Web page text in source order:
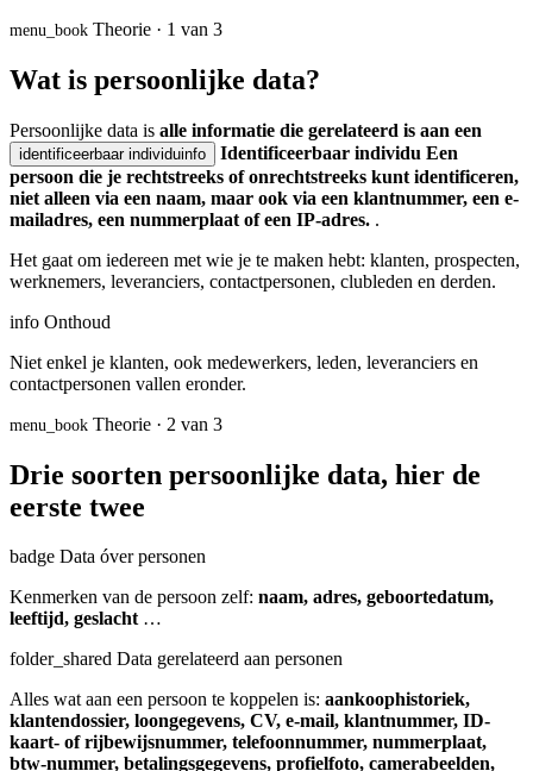
menu_book Theorie · 1 van 3
Wat is persoonlijke data?
Persoonlijke data is alle informatie die gerelateerd is aan een
identificeerbaar individuinfo Identificeerbaar individu Een
persoon die je rechtstreeks of onrechtstreeks kunt identificeren,
niet alleen via een naam, maar ook via een klantnummer, een e-
mailadres, een nummerplaat of een IP-adres. .
Het gaat om iedereen met wie je te maken hebt: klanten, prospecten,
werknemers, leveranciers, contactpersonen, clubleden en derden.
info Onthoud
Niet enkel je klanten, ook medewerkers, leden, leveranciers en
contactpersonen vallen eronder.
menu_book Theorie · 2 van 3
Drie soorten persoonlijke data, hier de
eerste twee
badge Data óver personen
Kenmerken van de persoon zelf: naam, adres, geboortedatum,
leeftijd, geslacht…
folder_shared Data gerelateerd aan personen
Alles wat aan een persoon te koppelen is: aankoophistoriek,
klantendossier, loongegevens, CV, e-mail, klantnummer, ID-
kaart- of rijbewijsnummer, telefoonnummer, nummerplaat,
btw-nummer, betalingsgegevens, profielfoto, camerabeelden,